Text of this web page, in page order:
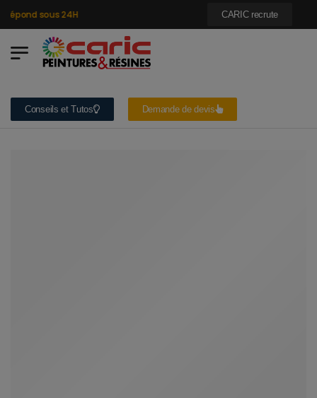
sous 24H CARIC recrute
Conseils et Tutos Demande de devis